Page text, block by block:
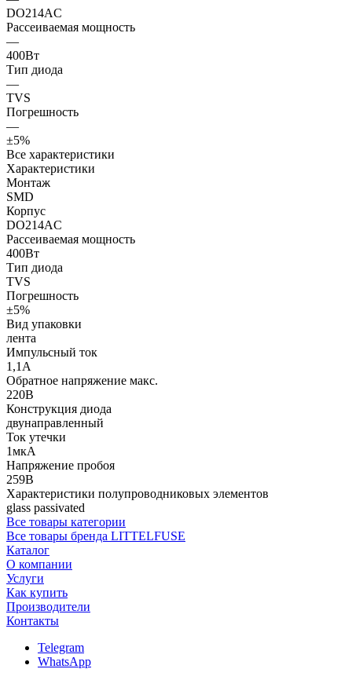
DO214AC
Рассеиваемая мощность
—
400Вт
Тип диода
—
TVS
Погрешность
—
±5%
Все характеристики
Характеристики
Монтаж
SMD
Корпус
DO214AC
Рассеиваемая мощность
400Вт
Тип диода
TVS
Погрешность
±5%
Вид упаковки
лента
Импульсный ток
1,1А
Обратное напряжение макс.
220В
Конструкция диода
двунаправленный
Ток утечки
1мкА
Напряжение пробоя
259В
Характеристики полупроводниковых элементов
glass passivated
Все товары категории
Все товары бренда LITTELFUSE
Каталог
О компании
Услуги
Как купить
Производители
Контакты
Telegram
WhatsApp